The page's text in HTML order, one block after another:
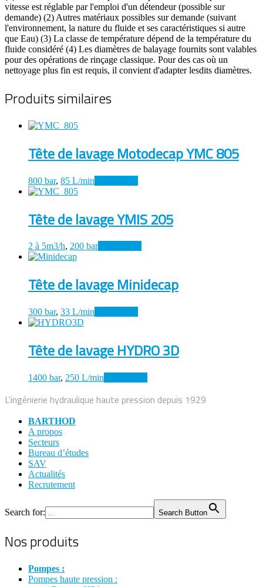
vitesse est réglable par l'emploi d'un détendeur (possible sur
demande) (2) Autres matériaux possibles sur demande (suivant
l'environnement, la nature du fluide et ses caractéristiques si autre
que Eau) (3) La classe de température dépend de la température du
fluide considéré (4) Les diamètres de balayage fournits sont valables
pour des opérations de rinçage classique. Pour des cas où un
nettoyage plus fin est requis, il convient d'adapter lesdits diamètres.
Produits similaires
Tête de lavage Motodecap YMC 805
800 bar, 85 L/min
Tête de lavage YMIS 205
2 à 5m3/h, 200 bar
Tête de lavage Minidecap
300 bar, 33 L/min
Tête de lavage HYDRO 3D
1400 bar, 250 L/min
L'ingénierie hydraulique haute pression depuis 1929
BARTHOD
A propos
Secteurs
Bureau d’études
SAV
Actualités
Recrutement
Search for: Search Button
Nos produits
Pompes :
Pompes haute pression :